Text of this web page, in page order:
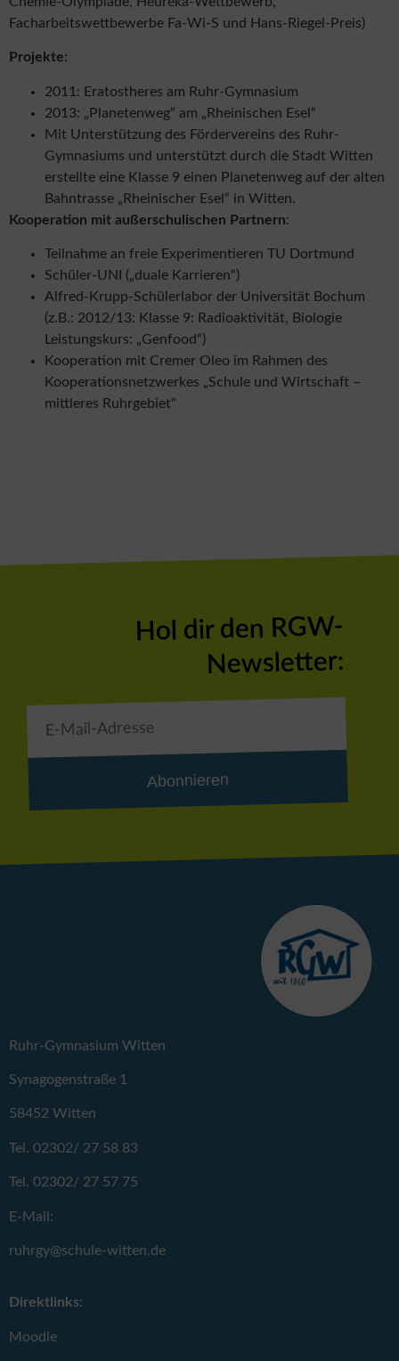
Facharbeitswettbewerbe Fa-Wi-S und Hans-Riegel-Preis)
Projekte:
2011: Eratostheres am Ruhr-Gymnasium
2013: „Planetenweg“ am „Rheinischen Esel“
Mit Unterstützung des Fördervereins des Ruhr-
Gymnasiums und unterstützt durch die Stadt Witten
erstellte eine Klasse 9 einen Planetenweg auf der alten
Bahntrasse „Rheinischer Esel“ in Witten.
Kooperation mit außerschulischen Partnern:
Teilnahme an freie Experimentieren TU Dortmund
Schüler-UNI („duale Karrieren“)
Alfred-Krupp-Schülerlabor der Universität Bochum
(z.B.: 2012/13: Klasse 9: Radioaktivität, Biologie
Leistungskurs: „Genfood“)
Kooperation mit Cremer Oleo im Rahmen des
Kooperationsnetzwerkes „Schule und Wirtschaft –
mittleres Ruhrgebiet“
Hol dir den RGW-
Newsletter:
Abonnieren
Ruhr-Gymnasium Witten
Synagogenstraße 1
58452 Witten
Tel. 02302/ 27 58 83
Tel. 02302/ 27 57 75
E-Mail:
ruhrgy@schule-witten.de
Direktlinks:
Moodle